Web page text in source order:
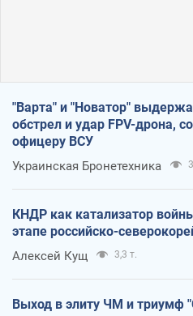
"Варта" и "Новатор"
обстрел и удар FPV-дрона,
офицеру ВСУ
Украинская Бронетехника
КНДР как катализатор
этапе российско-
Алексей Кущ 3,3 т.
Выход в элиту ЧМ и триумф